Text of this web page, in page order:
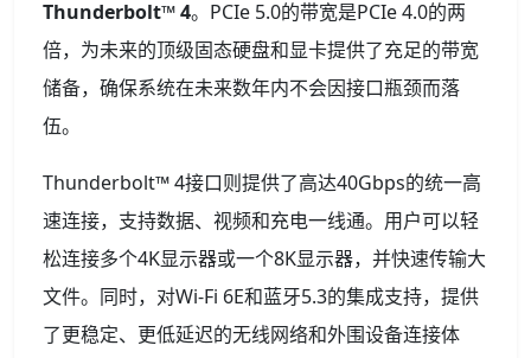
Thunderbolt™ 4。PCIe 5.0的带宽是PCIe 4.0的两
倍，为未来的顶级固态硬盘和显卡提供了充足的带宽
储备，确保系统在未来数年内不会因接口瓶颈而落
伍。
Thunderbolt™ 4接口则提供了高达40Gbps的统一高
速连接，支持数据、视频和充电一线通。用户可以轻
松连接多个4K显示器或一个8K显示器，并快速传输大
文件。同时，对Wi-Fi 6E和蓝牙5.3的集成支持，提供
了更稳定、更低延迟的无线网络和外围设备连接体